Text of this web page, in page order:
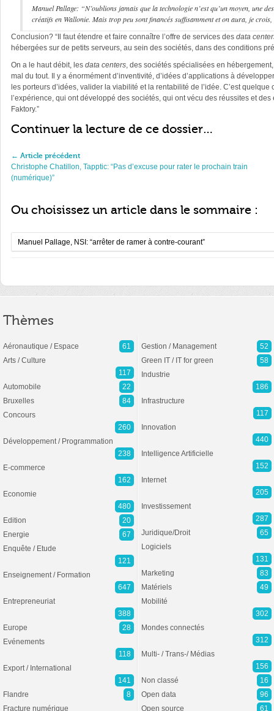
Manuel Pallage: “N’oublions jamais que la technologie n’est qu’un moyen, une
créatifs en Wallonie. Mais trop peu sont financés suffisamment et on aura, je
Conclusion? “Il faut étendre et faire connaître l’offre de services des data
hébergées sur de petits serveurs, au sein des sociétés, dans des conditions
On a le haut débit, les data centers, des sociétés spécialisées en
mal du tout. Il y a énormément d’inventivité, d’idées d’applications à
les porteurs d’idées, valider la viabilité et la rentabilité de l’idée. C’est
l’expérience, qui ont développé des sociétés, qui ont vécu des réussites et
Faktory.”
Continuer la lecture de ce dossier…
← Article précédent
Christophe Chatillon, Tapptic: “Pas d’excuse pour rater le prochain train
(numérique)”
Ou choisissez un article dans le sommaire :
Thèmes
Aéronautique / Espace
61
Arts / Culture
117
Automobile
22
Bruxelles
84
Concours
260
Développement / Programmation
238
E-commerce
162
Economie
480
Edition
20
Energie
67
Enquête / Etude
121
Enseignement / Formation
647
Entrepreneuriat
388
Europe
28
Evénements
118
Export / International
141
Flandre
8
Fracture numérique
Gestion / Management
52
Green IT / IT for green
58
Industrie
186
Infrastructure
117
Innovation
440
Intelligence Artificielle
152
Internet
205
Investissement
287
Juridique/Droit
65
Logiciels
131
Marketing
83
Matériels
49
Mobilité
302
Mondes connectés
312
Multi- / Trans-/ Médias
156
Non classé
16
Open data
96
Open source
61